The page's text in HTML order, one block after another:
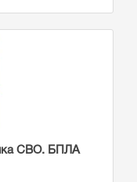
СВО. БПЛА